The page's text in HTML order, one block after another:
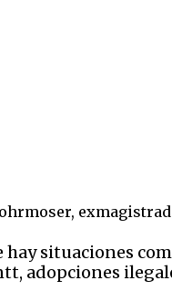
hay situaciones
adopciones